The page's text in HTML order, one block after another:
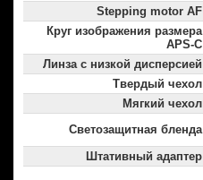
Stepping motor AF
Круг изображения размера
APS-C
Линза с низкой дисперсией
Твердый чехол
Мягкий чехол
Светозащитная бленда
Штативный адаптер